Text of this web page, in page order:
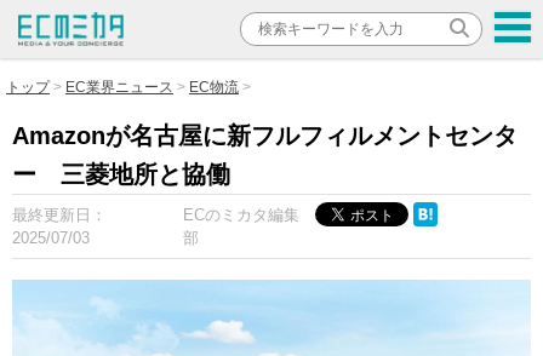
トップ EC業界ニュース EC物流
Amazonが名古屋に新フルフィルメントセンタ
ー 三菱地所と協働
最終更新日：
2025/07/03
ECのミカタ編集
部